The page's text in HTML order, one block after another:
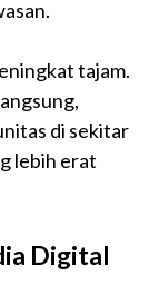
tajam.
di sekitar
lebih erat
Digital